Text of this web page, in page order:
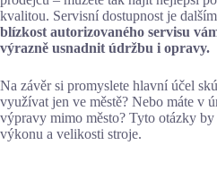
kvalitou. Servisní dostupnost je
blízkost autorizovaného servisu
výrazně usnadnit údržbu i opravy.
Na závěr si promyslete hlavní účel
využívat jen ve městě? Nebo máte v
výpravy mimo město? Tyto otázky
výkonu a velikosti stroje.